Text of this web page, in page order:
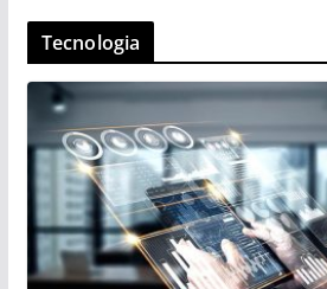
Tecnologia